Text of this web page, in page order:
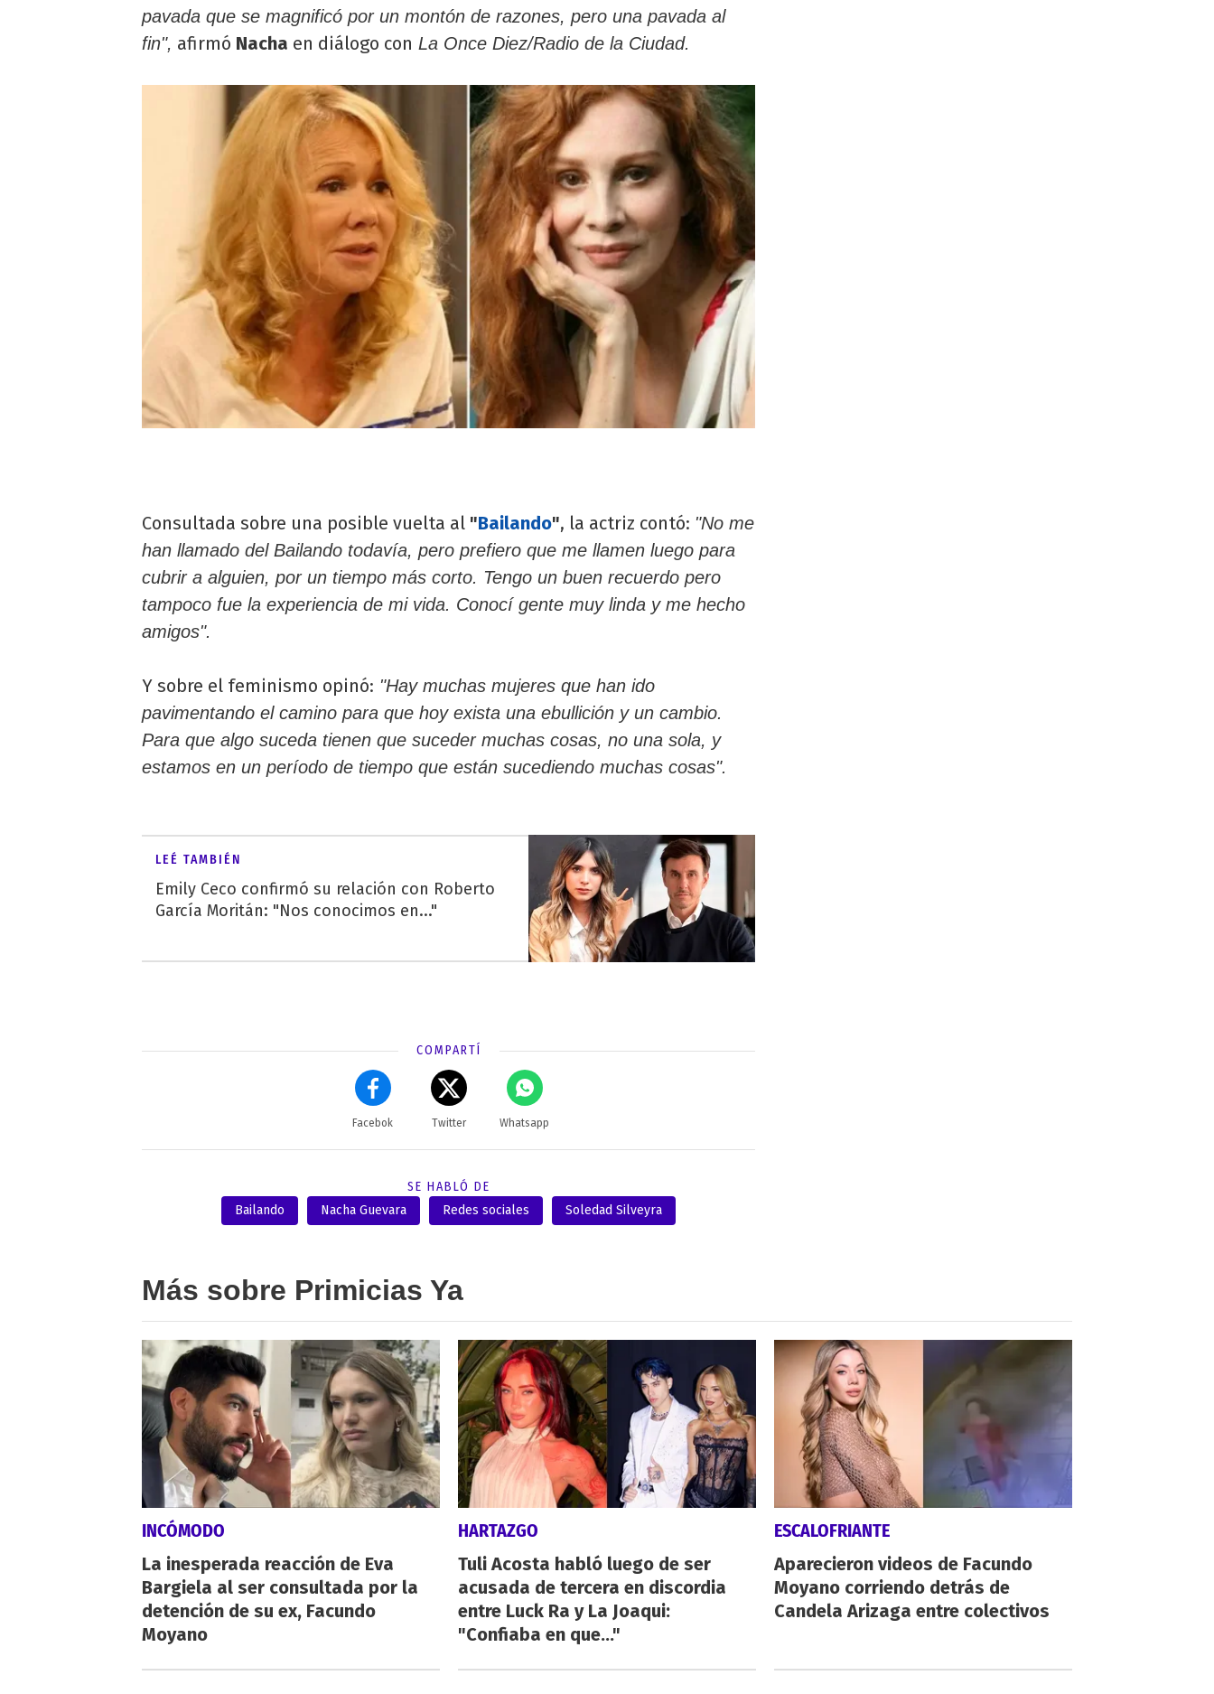
pavada que se magnificó por un montón de razones, pero una pavada al
fin", afirmó Nacha en diálogo con La Once Diez/Radio de la Ciudad.
Consultada sobre una posible vuelta al "Bailando", la actriz contó: "No me
han llamado del Bailando todavía, pero prefiero que me llamen luego para
cubrir a alguien, por un tiempo más corto. Tengo un buen recuerdo pero
tampoco fue la experiencia de mi vida. Conocí gente muy linda y me hecho
amigos".
Y sobre el feminismo opinó: "Hay muchas mujeres que han ido
pavimentando el camino para que hoy exista una ebullición y un cambio.
Para que algo suceda tienen que suceder muchas cosas, no una sola, y
estamos en un período de tiempo que están sucediendo muchas cosas".
LEÉ TAMBIÉN
Emily Ceco confirmó su relación con Roberto
García Moritán: "Nos conocimos en..."
COMPARTÍ
Facebok Twitter Whatsapp
SE HABLÓ DE
Bailando
Nacha Guevara Redes sociales Soledad Silveyra
Más sobre Primicias Ya
INCÓMODO
La inesperada reacción de Eva
Bargiela al ser consultada por la
detención de su ex, Facundo
Moyano
HARTAZGO
Tuli Acosta habló luego de ser
acusada de tercera en discordia
entre Luck Ra y La Joaqui:
"Confiaba en que..."
ESCALOFRIANTE
Aparecieron videos de Facundo
Moyano corriendo detrás de
Candela Arizaga entre colectivos